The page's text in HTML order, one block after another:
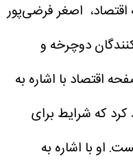
اصغر فرضی‌پور
دوچرخه و
اقتصاد با اشاره به
کرد که شرایط برای
او با اشاره به